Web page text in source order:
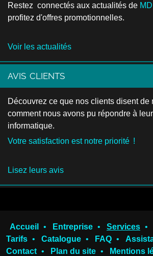
Restez connectés aux actualités de
profitez d'offres promotionnelles.
Voir les actualités
AVIS CLIENTS
Découvrez ce que nos clients disent de
comment nous avons pu répondre à
informatique.
Votre satisfaction est notre priorité !
Lisez leurs avis
Accueil • Entreprise • Services •
Tarifs • Catalogue • FAQ •
Contact • Plan du site • Mentions